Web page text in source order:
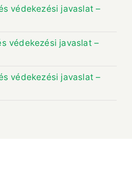
védekezési javaslat –
védekezési javaslat –
védekezési javaslat –